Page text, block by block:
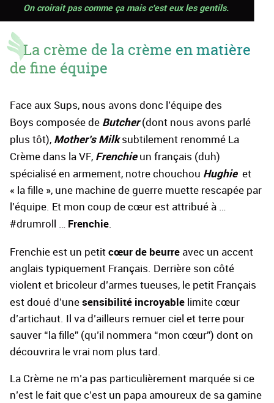
On croirait pas comme ça mais c'est eux les gentils.
La crème de la crème en matière
de fine équipe
Face aux Sups, nous avons donc l’équipe des
Boys composée de Butcher(dont nous avons parlé
plus tôt), Mother’s Milksubtilement renommé La
Crème dans la VF, Frenchieun français (duh)
spécialisé en armement, notre chouchou Hughieet
« la fille », une machine de guerre muette rescapée par
l’équipe. Et mon coup de cœur est attribué à …
#drumroll … Frenchie.
Frenchie est un petit cœur de beurre avec un accent
anglais typiquement Français. Derrière son côté
violent et bricoleur d’armes tueuses, le petit Français
est doué d’une sensibilité incroyable limite cœur
d’artichaut. Il va d’ailleurs remuer ciel et terre pour
sauver “la fille” (qu’il nommera “mon cœur”) dont on
découvrira le vrai nom plus tard.
La Crème ne m’a pas particulièrement marquée si ce
n’est le fait que c’est un papa amoureux de sa gamine